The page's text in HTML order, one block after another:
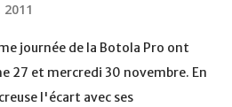
journée de la Botola Pro ont
27 et mercredi 30 novembre. En
l'écart avec ses